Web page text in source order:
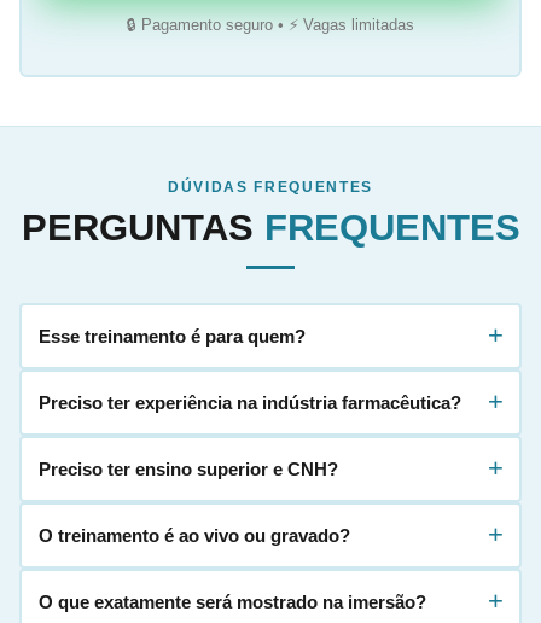
🔒 Pagamento seguro • ⚡ Vagas limitadas
DÚVIDAS FREQUENTES
PERGUNTAS FREQUENTES
Esse treinamento é para quem? +
Preciso ter experiência na indústria farmacêutica? +
Preciso ter ensino superior e CNH? +
O treinamento é ao vivo ou gravado? +
O que exatamente será mostrado na imersão? +